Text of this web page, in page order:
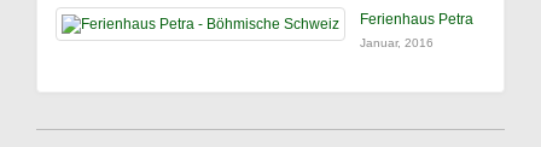
Ferienhaus Petra
Januar, 2016